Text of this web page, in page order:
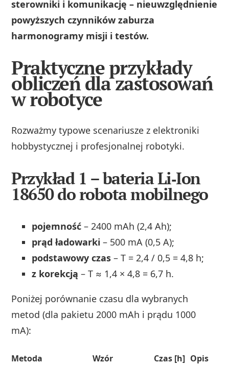
sterowniki i komunikację – nieuwzględnienie
powyższych czynników zaburza
harmonogramy misji i testów.
Praktyczne przykłady
obliczeń dla zastosowań
w robotyce
Rozważmy typowe scenariusze z elektroniki
hobbystycznej i profesjonalnej robotyki.
Przykład 1 – bateria Li‑Ion
18650 do robota mobilnego
pojemność – 2400 mAh (2,4 Ah);
prąd ładowarki – 500 mA (0,5 A);
podstawowy czas – T = 2,4 / 0,5 = 4,8 h;
z korekcją – T ≈ 1,4 × 4,8 = 6,7 h.
Poniżej porównanie czasu dla wybranych
metod (dla pakietu 2000 mAh i prądu 1000
mA):
Metoda Wzór Czas [h] Opis